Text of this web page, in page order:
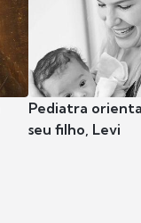
Pediatra
seu filho, Levi